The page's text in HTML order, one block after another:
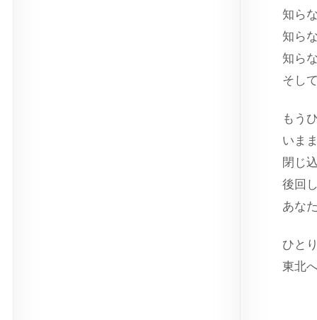
知ら
知ら
知ら
そし
もう
いま
閉じ
後回
あな
ひと
東北